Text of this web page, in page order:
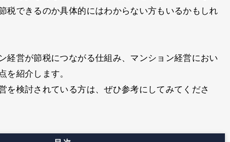
税できるのか具体的にはわからない方もいるかもしれ
経営が節税につながる仕組み、マンション経営におい
を紹介します。
を検討されている方は、ぜひ参考にしてみてくださ